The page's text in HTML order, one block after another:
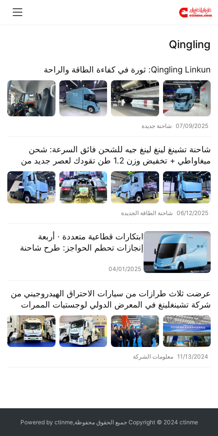
Qingling
​​Qingling Linkun: ثورة في كفاءة الطاقة والراحة​​
07/09/2025 شاحنة جديدة
شاحنة تشينغ لينغ لينغ جيه للشحن فائق السرعة: شحن
ميغاواطي + تخفيض وزن 1.2 طن تقودك لعصر جديد من
الكفاءة
06/12/2025 شاحنة الطاقة الجديدة
ابتكارات قطاعية متعددة · أربعة
إنجازات تحطم الحواجز: طرح شاحنة
لينكون الخفيفة الكهربائية من Qingling
04/01/2025
عرضت ثلاث طرازات من سيارات الاحتراق الهيدروجيني من
شركة تشينغلينغ في المعرض الدولي لوجستيات الممرات
البحرية والبرية لعام 2024
11/13/2024 معلومات الشركة
Copyright © 2024 ctinme جميع الحقوق محفوظة,Powered by ctinme